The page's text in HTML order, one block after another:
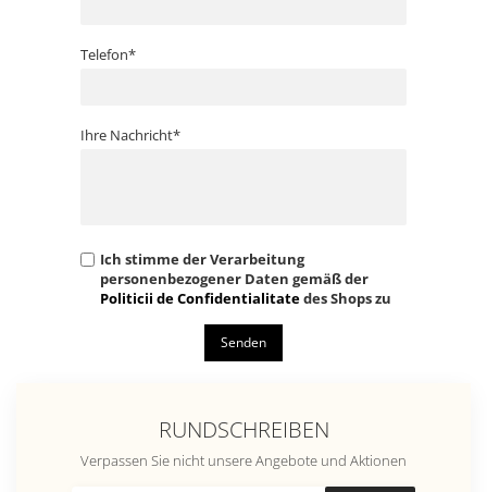
Telefon*
Ihre Nachricht*
Ich stimme der Verarbeitung
personenbezogener Daten gemäß der
Politicii de Confidentialitatedes Shops zu
Senden
RUNDSCHREIBEN
Verpassen Sie nicht unsere Angebote und Aktionen